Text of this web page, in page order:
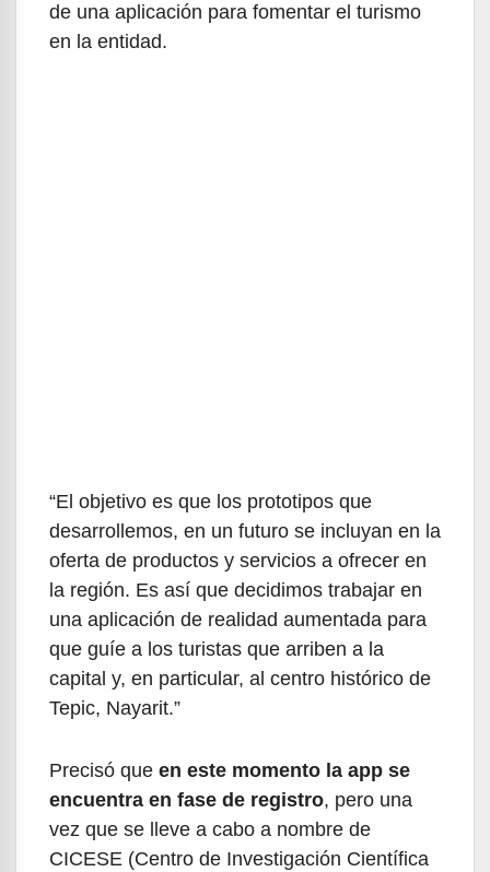
de una aplicación para fomentar el turismo
en la entidad.
“El objetivo es que los prototipos que
desarrollemos, en un futuro se incluyan en la
oferta de productos y servicios a ofrecer en
la región. Es así que decidimos trabajar en
una aplicación de realidad aumentada para
que guíe a los turistas que arriben a la
capital y, en particular, al centro histórico de
Tepic, Nayarit.”
Precisó que en este momento la app se
encuentra en fase de registro, pero una
vez que se lleve a cabo a nombre de
CICESE (Centro de Investigación Científica